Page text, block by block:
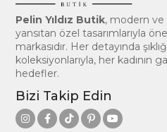
Pelin Yıldız Butik, modern ve
yansıtan özel tasarımlarıyla
markasıdır. Her detayında
koleksiyonlarıyla, her kadının
hedefler.
Bizi Takip Edin